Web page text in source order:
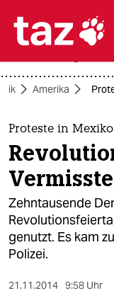

themen
politik
öko
gesellschaft
kultur
sport
landtagswahl
Amerika
Proteste in Mexiko
Zehntausende
genutzt. Es kam
Polizei.
21.11.2014 9:58 Uhr